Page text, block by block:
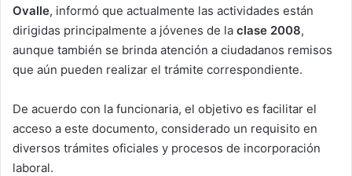
Ovalle, informó que actualmente las actividades están
dirigidas principalmente a jóvenes de la clase 2008,
aunque también se brinda atención a ciudadanos remisos
que aún pueden realizar el trámite correspondiente.
De acuerdo con la funcionaria, el objetivo es facilitar el
acceso a este documento, considerado un requisito en
diversos trámites oficiales y procesos de incorporación
laboral.